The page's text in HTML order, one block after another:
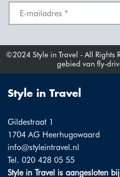
©2024 Style in Travel - All Rights
gebied van fly-
Style in Travel
Gildestraat 1
1704 AG Heerhugowaard
info@styleintravel.nl
Tel. 020 428 05 55
Style in Travel is aangesloten